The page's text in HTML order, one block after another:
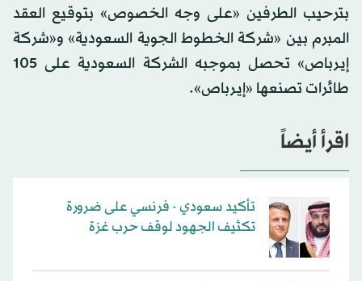
بترحيب الطرفين «على وجه الخصوص» بتوقيع العقد
المبرم بين «شركة الخطوط الجوية السعودية» و«شركة
إيرباص» تحصل بموجبه الشركة السعودية على 105
طائرات تصنعها «إيرباص».
اقرأ أيضاً
تأكيد سعودي - فرنسي على ضرورة
تكثيف الجهود لوقف حرب غزة